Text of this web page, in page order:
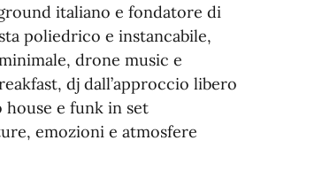
italiano e fondatore di
poliedrico e instancabile,
drone music e
dj dall’approccio libero
house e funk in set
emozioni e atmosfere